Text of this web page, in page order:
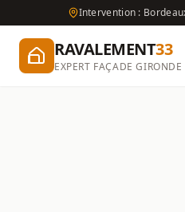
Intervention :
RAVALEMENT33
EXPERT FAÇADE GIRONDE